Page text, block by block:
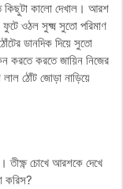
কিছুটা কালো দেখাল। আরশ
ওঠল সুক্ষ্ম সুতো পরিমাণ
ডানদিক দিয়ে সুতো
করতে করতে জায়িন নিজের
ঠোঁট জোড়া নাড়িয়ে
তীক্ষ্ণ চোখে আরশকে দেখে
করিস?